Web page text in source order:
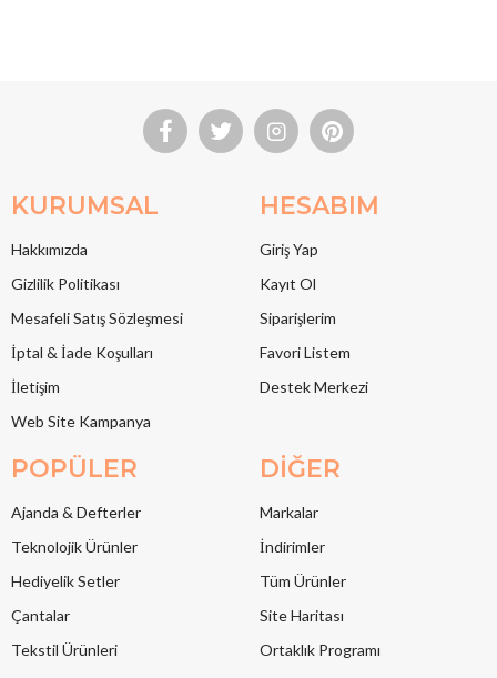
KURUMSAL
Hakkımızda
Gizlilik Politikası
Mesafeli Satış Sözleşmesi
İptal & İade Koşulları
İletişim
Web Site Kampanya
HESABIM
Giriş Yap
Kayıt Ol
Siparişlerim
Favori Listem
Destek Merkezi
POPÜLER
Ajanda & Defterler
Teknolojik Ürünler
Hediyelik Setler
Çantalar
Tekstil Ürünleri
DİĞER
Markalar
İndirimler
Tüm Ürünler
Site Haritası
Ortaklık Programı